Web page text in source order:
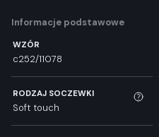
Informacje podstawowe
WZÓR
c252/11078
RODZAJ SOCZEWKI
Soft touch